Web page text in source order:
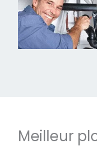
Meilleur